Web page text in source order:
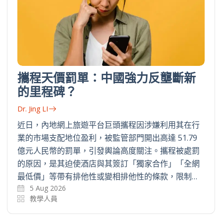
攜程天價罰單：中國強力反壟斷新
的里程碑？
Dr. Jing LI
近日，內地網上旅遊平台巨頭攜程因涉嫌利用其在行
業的市場支配地位盈利，被監管部門開出高達 51.79
億元人民幣的罰單，引發輿論高度關注。攜程被處罰
的原因，是其迫使酒店與其簽訂「獨家合作」「全網
最低價」等帶有排他性或變相排他性的條款，限制…
5 Aug 2026
教學人員